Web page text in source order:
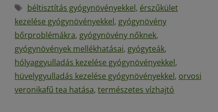
béltisztítás gyógynövényekkel, érszűkület
kezelése gyógynövényekkel, gyógynövény
bőrproblémákra, gyógynövény nőknek,
gyógynövények mellékhatásai, gyógyteák,
hólyaggyulladás kezelése gyógynövényekkel,
hüvelygyulladás kezelése gyógynövényekkel, orvosi
veronikafű tea hatása, természetes vízhajtó